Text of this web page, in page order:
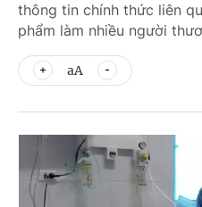
thông tin chính thức liên
phẩm làm nhiều người
aA